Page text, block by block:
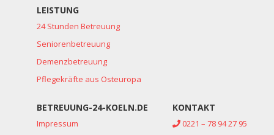
LEISTUNG
24 Stunden Betreuung
Seniorenbetreuung
Demenzbetreuung
Pflegekräfte aus Osteuropa
BETREUUNG-24-KOELN.DE
Impressum
KONTAKT
0221 – 78 94 27 95